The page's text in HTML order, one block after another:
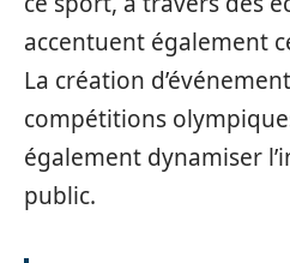
accentuent également
La création
compétitions
également dynamiser
public.